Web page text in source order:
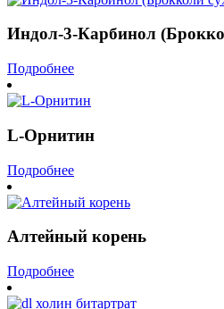
Индол-3-Карбинол
Подробнее
L-Орнитин
Подробнее
Алтейный корень
Подробнее